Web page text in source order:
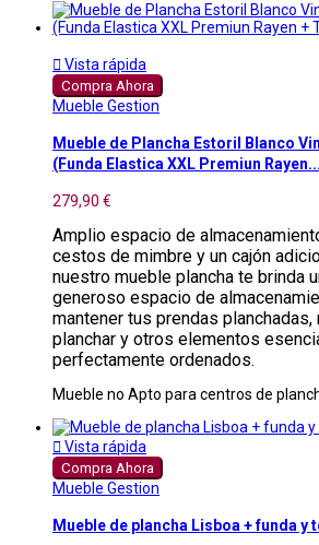
 Vista rápida
Compra Ahora
Mueble Gestion
Mueble de Plancha Estoril Blanco
(Funda Elastica XXL Premiun Rayen...
279,90 €
Amplio espacio de
cestos de mimbre y un cajón
nuestro mueble plancha te brinda
generoso espacio de
mantener tus prendas planchadas,
planchar y otros elementos
perfectamente ordenados.
Mueble no Apto para centros de
 Vista rápida
Compra Ahora
Mueble Gestion
Mueble de plancha Lisboa + funda y